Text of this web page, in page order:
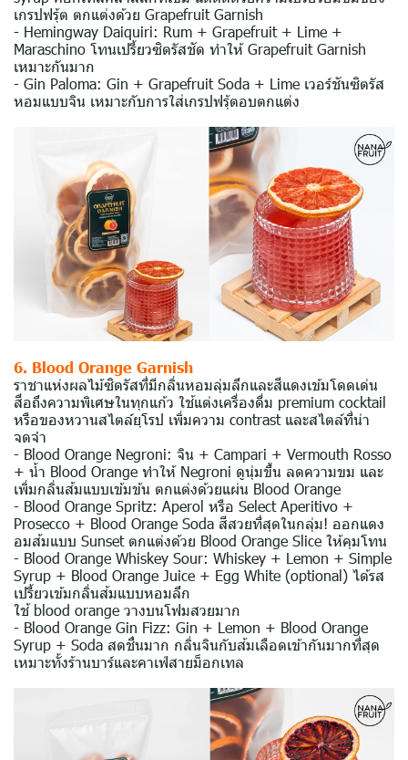
เกรปฟรุ้ต ตกแต่งด้วย Grapefruit Garnish
- Hemingway Daiquiri: Rum + Grapefruit + Lime +
Maraschino โทนเปรี้ยวซิตรัสชัด ทำให้ Grapefruit Garnish
เหมาะกันมาก
- Gin Paloma: Gin + Grapefruit Soda + Lime เวอร์ชันซิตรัส
หอมแบบจิน เหมาะกับการใส่เกรปฟรุ้ตอบตกแต่ง
6. Blood Orange Garnish
ราชาแห่งผลไม้ซิตรัสที่มีกลิ่นหอมลุ่มลึกและสีแดงเข้มโดดเด่น
สื่อถึงความพิเศษในทุกแก้ว ใช้แต่งเครื่องดื่ม premium cocktail
หรือของหวานสไตล์ยุโรป เพิ่มความ contrast และสไตล์ที่น่า
จดจำ
- Blood Orange Negroni: จิน + Campari + Vermouth Rosso
+ น้ำ Blood Orange ทำให้ Negroni ดูนุ่มขึ้น ลดความขม และ
เพิ่มกลิ่นส้มแบบเข้มข้น ตกแต่งด้วยแผ่น Blood Orange
- Blood Orange Spritz: Aperol หรือ Select Aperitivo +
Prosecco + Blood Orange Soda สีสวยที่สุดในกลุ่ม! ออกแดง
อมส้มแบบ Sunset ตกแต่งด้วย Blood Orange Slice ให้คุมโทน
- Blood Orange Whiskey Sour: Whiskey + Lemon + Simple
Syrup + Blood Orange Juice + Egg White (optional) ได้รส
เปรี้ยวเข้มกลิ่นส้มแบบหอมลึก
ใช้ blood orange วางบนโฟมสวยมาก
- Blood Orange Gin Fizz: Gin + Lemon + Blood Orange
Syrup + Soda สดชื่นมาก กลิ่นจินกับส้มเลือดเข้ากันมากที่สุด
เหมาะทั้งร้านบาร์และคาเฟ่สายม็อกเทล